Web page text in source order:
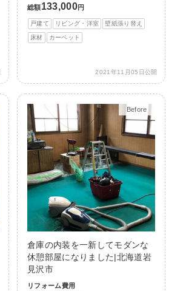
総額 133,000円
戸建て リビング・洋室 壁紙張り替え
床材 カーペット
2021年11月05日公開
Before
After
倉庫の内装を一新してモダンな
休憩部屋になりました|北海道岩
見沢市
リフォーム費用